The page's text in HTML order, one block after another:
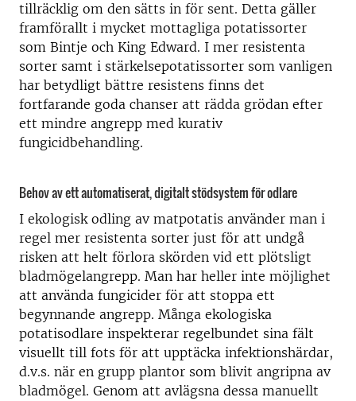
tillräcklig om den sätts in för sent. Detta gäller
framförallt i mycket mottagliga potatissorter
som Bintje och King Edward. I mer resistenta
sorter samt i stärkelsepotatissorter som vanligen
har betydligt bättre resistens finns det
fortfarande goda chanser att rädda grödan efter
ett mindre angrepp med kurativ
fungicidbehandling.
Behov av ett automatiserat, digitalt stödsystem för odlare
I ekologisk odling av matpotatis använder man i
regel mer resistenta sorter just för att undgå
risken att helt förlora skörden vid ett plötsligt
bladmögelangrepp. Man har heller inte möjlighet
att använda fungicider för att stoppa ett
begynnande angrepp. Många ekologiska
potatisodlare inspekterar regelbundet sina fält
visuellt till fots för att upptäcka infektionshärdar,
d.v.s. när en grupp plantor som blivit angripna av
bladmögel. Genom att avlägsna dessa manuellt